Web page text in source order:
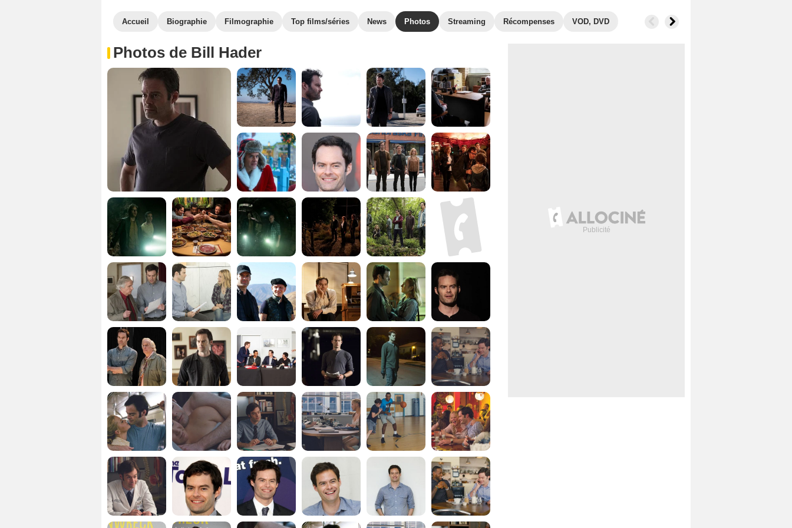
Accueil Biographie Filmographie Top films/séries News Photos Streaming Récompenses VOD, DVD
Photos de Bill Hader